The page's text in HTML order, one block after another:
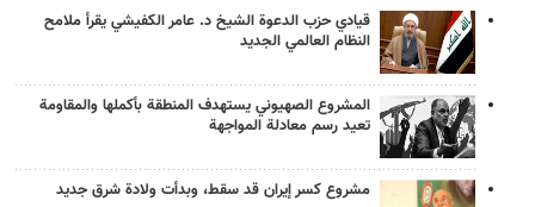
قيادي حزب الدعوة الشيخ د. عامر الكفيشي يقرأ ملامح
النظام العالمي الجديد
المشروع الصهيوني يستهدف المنطقة بأكملها والمقاومة
تعيد رسم معادلة المواجهة
مشروع كسر إيران قد سقط، وبدأت ولادة شرق جديد